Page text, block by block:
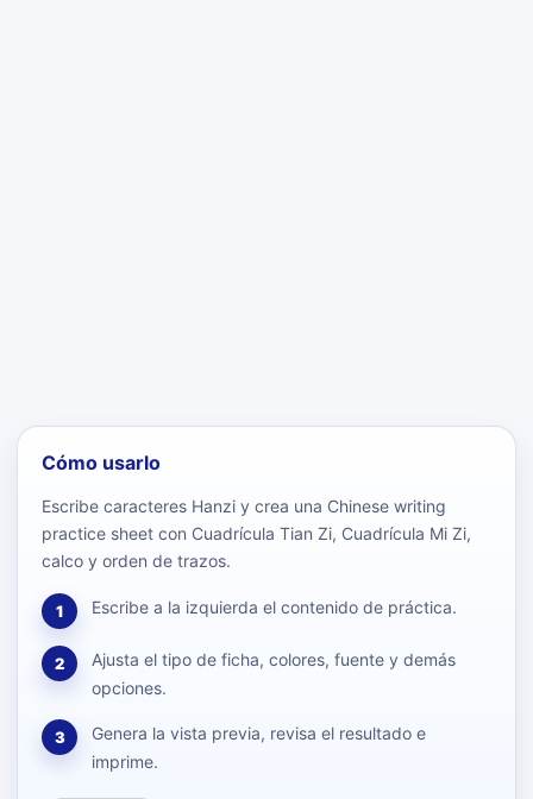
Cómo usarlo
Escribe caracteres Hanzi y crea una Chinese writing
practice sheet con Cuadrícula Tian Zi, Cuadrícula Mi Zi,
calco y orden de trazos.
1 Escribe a la izquierda el contenido de práctica.
2
Ajusta el tipo de ficha, colores, fuente y demás
opciones.
3
Genera la vista previa, revisa el resultado e
imprime.